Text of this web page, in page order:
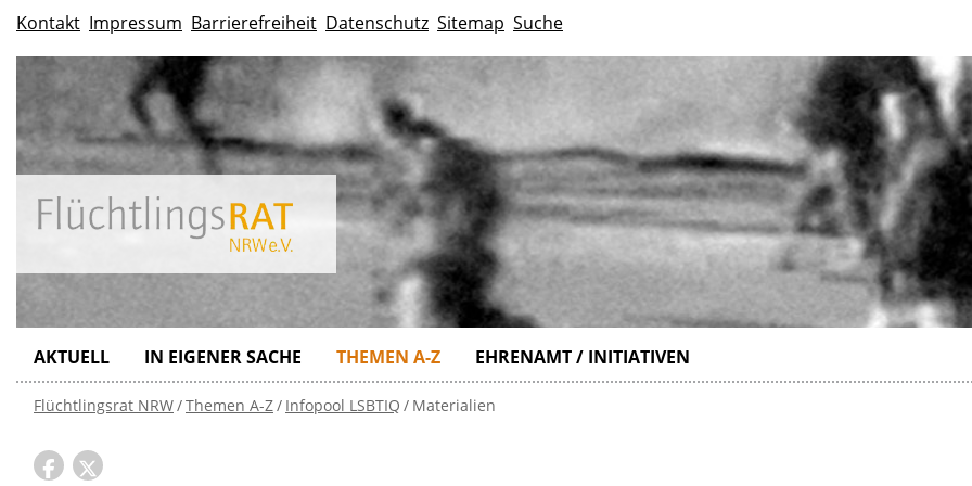
Kontakt Impressum Barrierefreiheit Datenschutz Sitemap Suche
AKTUELL IN EIGENER SACHE THEMEN A-Z EHRENAMT / INITIATIVEN
Flüchtlingsrat NRW Themen A-Z Infopool LSBTIQ Materialien